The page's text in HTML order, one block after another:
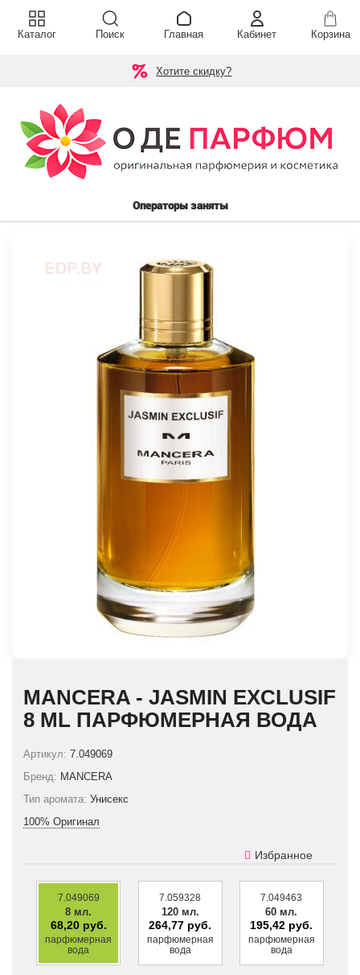
Хотите скидку?
Операторы заняты
MANCERA - JASMIN EXCLUSIF
8 ML ПАРФЮМЕРНАЯ ВОДА
Артикул: 7.049069
Бренд: MANCERA
Тип аромата: Унисекс
100% Оригинал
Избранное
7.049069
8 мл.
68,20 руб.
парфюмерная
вода
7.059328
120 мл.
264,77 руб.
парфюмерная
вода
7.049463
60 мл.
195,42 руб.
парфюмерная
вода
Каталог Поиск Главная Кабинет Корзина